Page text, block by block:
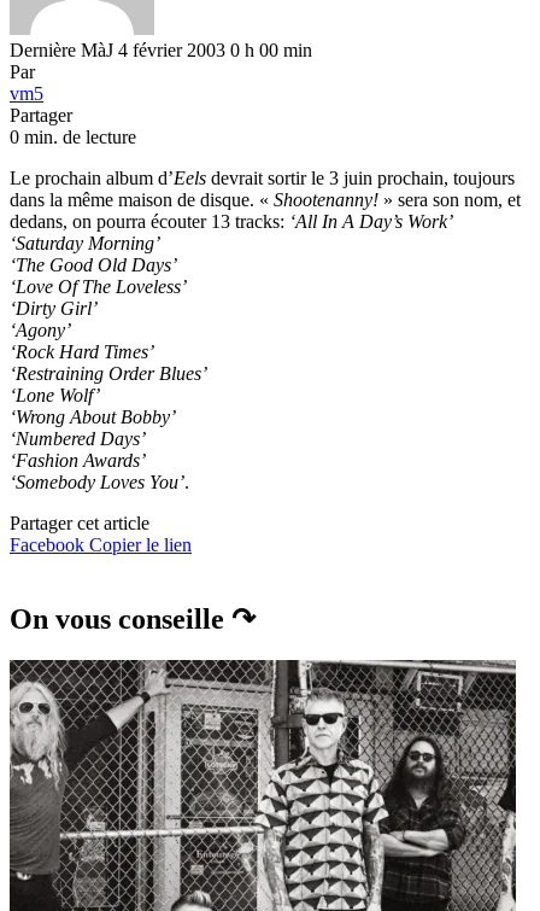
Dernière MàJ 4 février 2003 0 h 00 min
Par
vm5
Partager
0 min. de lecture
Le prochain album d’Eels devrait sortir le 3 juin prochain, toujours
dans la même maison de disque. « Shootenanny! » sera son nom, et
dedans, on pourra écouter 13 tracks: ‘All In A Day’s Work’
‘Saturday Morning’
‘The Good Old Days’
‘Love Of The Loveless’
‘Dirty Girl’
‘Agony’
‘Rock Hard Times’
‘Restraining Order Blues’
‘Lone Wolf’
‘Wrong About Bobby’
‘Numbered Days’
‘Fashion Awards’
‘Somebody Loves You’.
Partager cet article
Facebook Copier le lien
On vous conseille ↷